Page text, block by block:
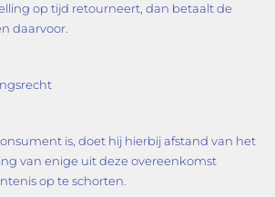
op tijd retourneert, dan betaalt de
daarvoor.
is, doet hij hierbij afstand van het
van enige uit deze overeenkomst
op te schorten.